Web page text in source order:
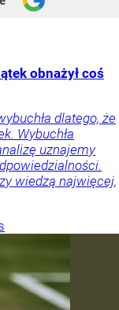
obnażył coś
dlatego, że
Wybuchła
uznajemy
wiedzą najwięcej,